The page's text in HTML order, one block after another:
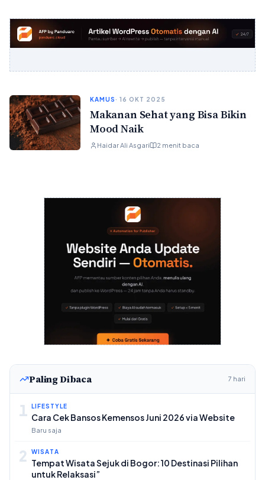
KAMUS· 16 OKT 2025
Makanan Sehat yang Bisa Bikin
Mood Naik
Haidar Ali Asgari 2 menit baca
Paling Dibaca 7 hari
1 LIFESTYLE
Cara Cek Bansos Kemensos Juni 2026 via Website
Baru saja
2 WISATA
Tempat Wisata Sejuk di Bogor: 10 Destinasi Pilihan
untuk Relaksasi”